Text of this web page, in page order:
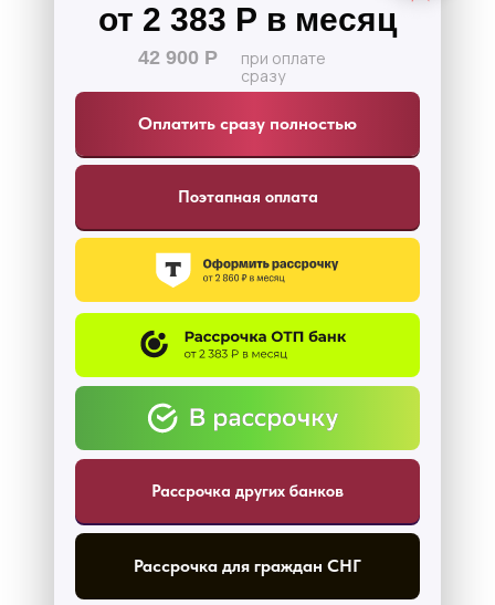
Оплатить сразу полностью
Поэтапная оплата
Рассрочка других банков
от 2 383 Р в месяц
при оплате
сразу
42 900 Р
Рассрочка для граждан СНГ